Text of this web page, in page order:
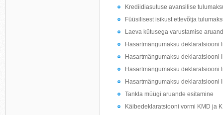
Krediidiasutuse avansilise
Füüsilisest isikust ettevõtja
Laeva kütusega varustamise
Hasartmängumaksu deklaratsiooni
Hasartmängumaksu deklaratsiooni
Hasartmängumaksu deklaratsiooni
Hasartmängumaksu deklaratsiooni
Tankla müügi aruande esitamine
Käibedeklaratsiooni vormi KMD ja